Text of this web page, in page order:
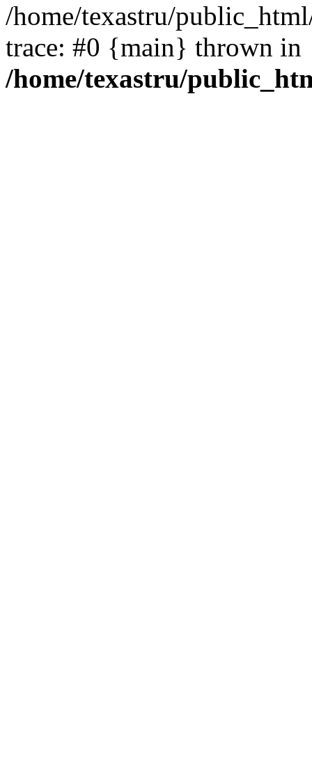
/home/texastru/
trace: #0 {main} thrown in
/home/texastru/